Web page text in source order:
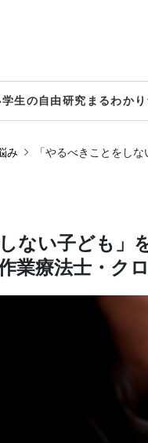
生の自由研究まるわかり
み 「やるべきことをし
ない子ども
業療法士・ク